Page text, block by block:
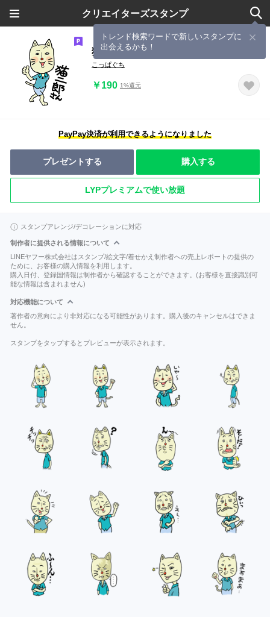
クリエイターズスタンプ
トレンド検索ワードで新しいスタンプに
出会えるかも！
猫二郎さん
こっぱぐち
￥190 1%還元
PayPay決済が利用できるようになりました
プレゼントする 購入する
LYPプレミアムで使い放題
スタンプアレンジ/デコレーションに対応
制作者に提供される情報について
LINEヤフー株式会社はスタンプ/絵文字/着せかえ制作者への売上レポートの提供の
ために、お客様の購入情報を利用します。
購入日付、登録国情報は制作者から確認することができます。(お客様を直接識別可
能な情報は含まれません)
対応機能について
著作者の意向により非対応になる可能性があります。購入後のキャンセルはできま
せん。
スタンプをタップするとプレビューが表示されます。